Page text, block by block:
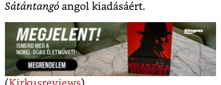
Sátántangó angol kiadásáért.